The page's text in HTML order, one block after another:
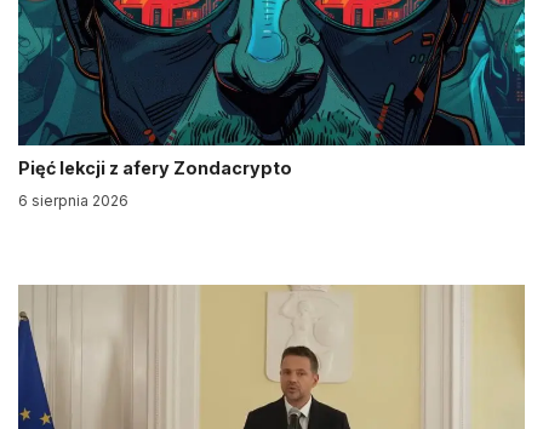
Pięć lekcji z afery Zondacrypto
6 sierpnia 2026